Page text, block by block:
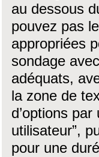
au dessous
pouvez pas
appropriées
sondage
adéquats,
la zone de
d’options
utilisateur”,
pour une